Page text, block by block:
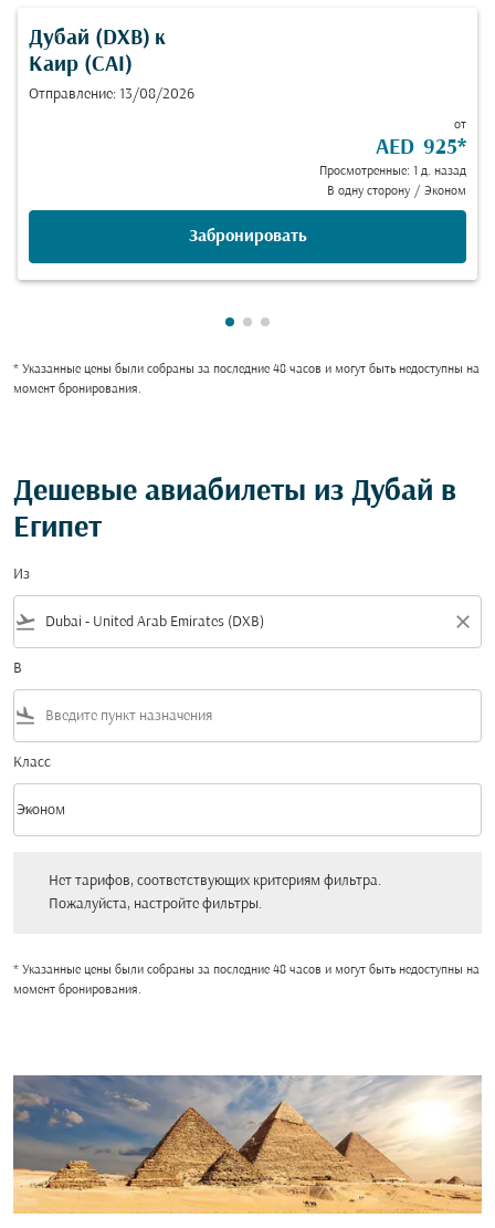
Дубай (DXB) к
Каир (CAI)
Отправление: 13/08/2026
от
AED 925*
Просмотренные: 1 д. назад
В одну сторону / Эконом
Забронировать
Показаны cmp-pagination-
Показаны cmp-pagination-
Показаны cmp-
* Указанные цены были собраны за последние 48 часов и могут быть недоступны на
момент бронирования.
Дешевые авиабилеты из Дубай в
Египет
Из
flight_takeoff close
В
flight_land
Класс
Класс option Эконом Selected
Эконом
keyboard_arrow_down
Нет тарифов, соответствующих критериям фильтра.
Пожалуйста, настройте фильтры.
* Указанные цены были собраны за последние 48 часов и могут быть недоступны на
момент бронирования.